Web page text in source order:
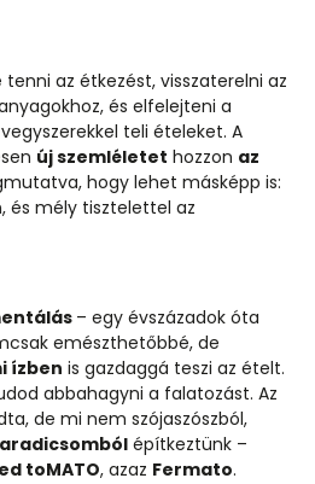
az étkezést, visszaterelni az
és elfelejteni a
teli ételeket. A
új szemléletet hozzon az
hogy lehet másképp is:
és mély tisztelettel az
– egy évszázadok óta
emészthetőbbé, de
ízben is gazdaggá teszi az ételt.
abbahagyni a falatozást. Az
de mi nem szójaszószból,
építkeztünk –
toMATO, azaz Fermato.